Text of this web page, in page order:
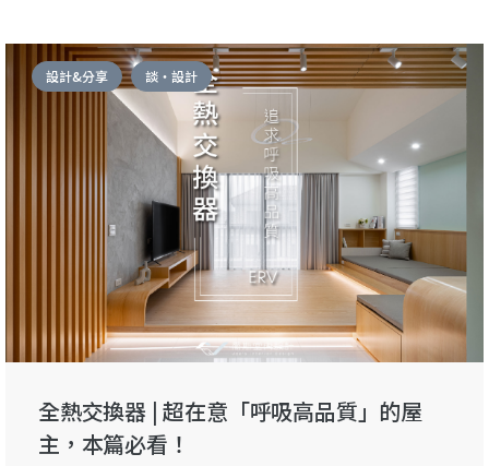
設計&分享 談・設計
全熱交換器 | 超在意「呼吸高品質」的屋
主，本篇必看！